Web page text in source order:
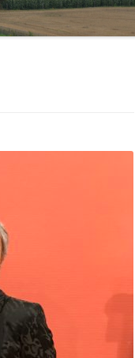
ET
COOPÉRATION FRANCE –